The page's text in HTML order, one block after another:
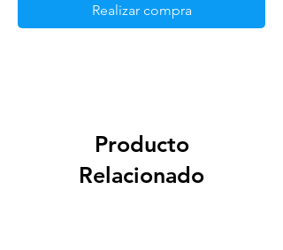
Realizar compra
Producto
Relacionado